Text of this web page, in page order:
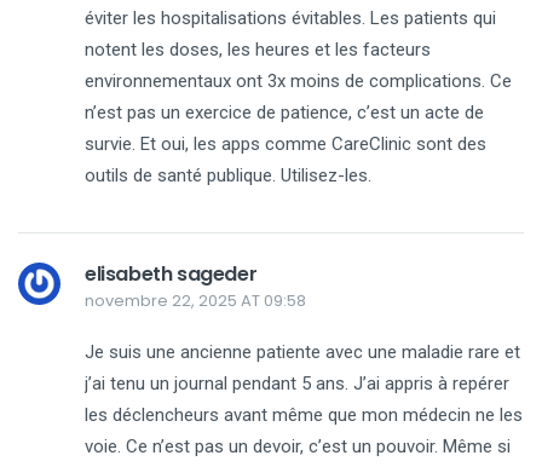
éviter les hospitalisations évitables. Les patients qui
notent les doses, les heures et les facteurs
environnementaux ont 3x moins de complications. Ce
n’est pas un exercice de patience, c’est un acte de
survie. Et oui, les apps comme CareClinic sont des
outils de santé publique. Utilisez-les.
elisabeth sageder
novembre 22, 2025 AT 09:58
Je suis une ancienne patiente avec une maladie rare et
j’ai tenu un journal pendant 5 ans. J’ai appris à repérer
les déclencheurs avant même que mon médecin ne les
voie. Ce n’est pas un devoir, c’est un pouvoir. Même si